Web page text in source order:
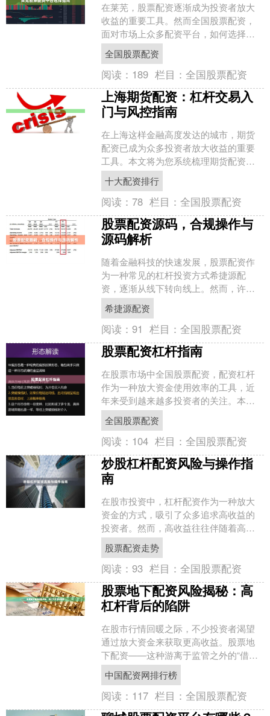
在莱芜，股票配资逐渐成为投资者放大
收益的重要工具。然而全国股票配资，
面对市场上众多配资平台，如何选择一
家安全、合规、服务优质的机构，成为
投资者必须解决的首要问题....
全国股票配资
阅读： 189 栏目：全国股票配资
上海期货配资：杠杆交易入
门与风控指南
在上海这样金融高度发达的城市，期货
配资已成为众多投资者放大收益的重要
工具。本文将为您系统梳理期货配资的
入门知识及核心风控策略，帮助您在杠
杆交易中稳健前行。 ##....
十大配资排行
阅读：78 栏目：全国股票配资
股票配资源码，合规操作与
源码解析
随着金融科技的快速发展，股票配资作
为一种常见的杠杆投资方式希捷源配
资，逐渐从线下转向线上。然而，许多
投资者对“股票配资源码”仍存在误解，甚
至将其与违规操作挂钩。....
希捷源配资
阅读：91 栏目：全国股票配资
股票配资杠杆指南
在股票市场中全国股票配资，配资杠杆
作为一种放大资金使用效率的工具，近
年来受到越来越多投资者的关注。本文
将系统梳理股票配资杠杆的核心要点，
帮助您在合规前提下理性运....
全国股票配资
阅读： 104 栏目：全国股票配资
炒股杠杆配资风险与操作指
南
在股市投资中，杠杆配资作为一种放大
资金的方式，吸引了众多追求高收益的
投资者。然而，高收益往往伴随着高风
险，正确认识杠杆配资并掌握操作要
点，对投资者而言至关重要。....
股票配资走势
阅读：93 栏目：全国股票配资
股票地下配资风险揭秘：高
杠杆背后的陷阱
在股市行情回暖之际，不少投资者渴望
通过放大资金来获取更高收益。股票地
下配资——这种游离于监管之外的“借钱
炒股”模式，凭借“低门槛、高杠杆、快速
放款”的宣传口号，....
中国配资网排行榜
阅读： 117 栏目：全国股票配资